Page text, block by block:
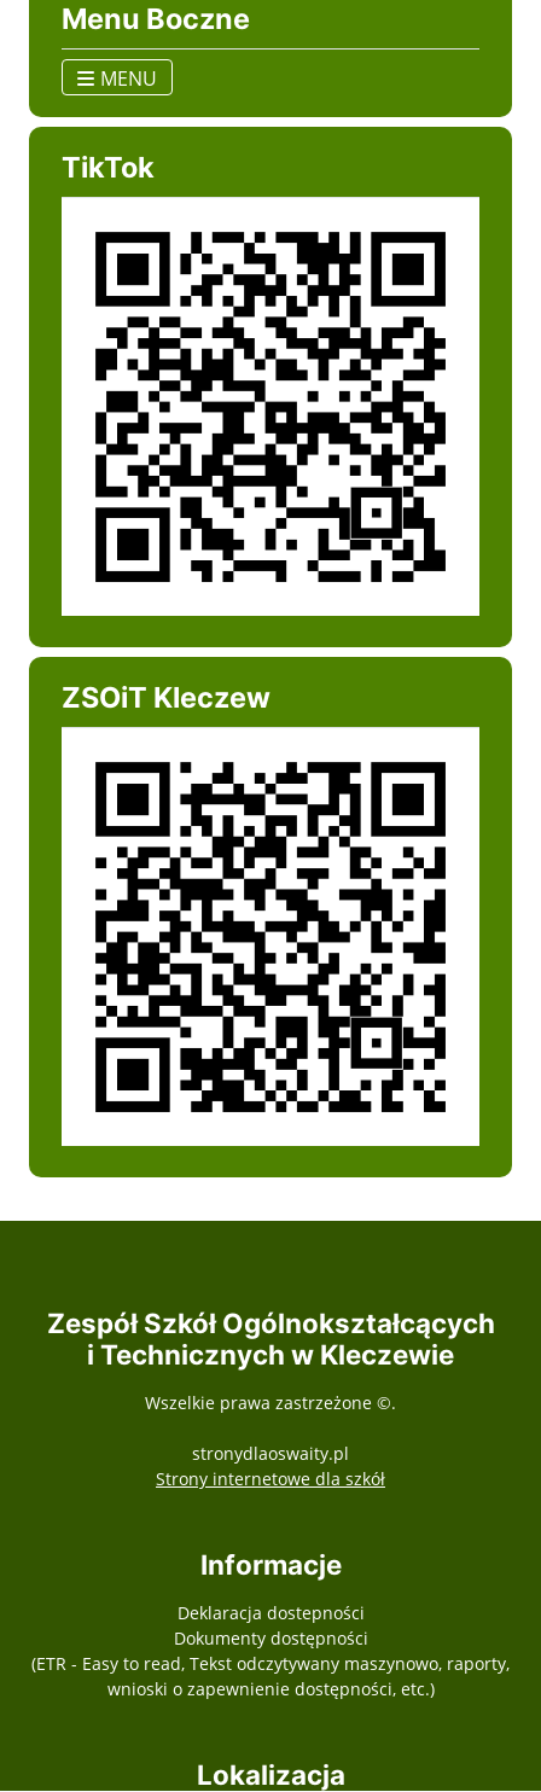
Menu Boczne
MENU
TikTok
ZSOiT Kleczew
Zespół Szkół Ogólnokształcących
i Technicznych w Kleczewie
Wszelkie prawa zastrzeżone ©.
stronydlaoswaity.pl
Strony internetowe dla szkółotwiera się w
Informacje
Deklaracja dostepności
Dokumenty dostępności
(ETR - Easy to read, Tekst odczytywany maszynowo, raporty,
wnioski o zapewnienie dostępności, etc.)
Lokalizacja